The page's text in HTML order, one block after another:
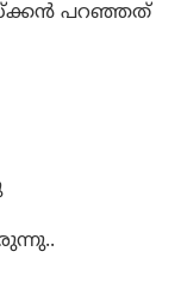
പറഞ്ഞത്